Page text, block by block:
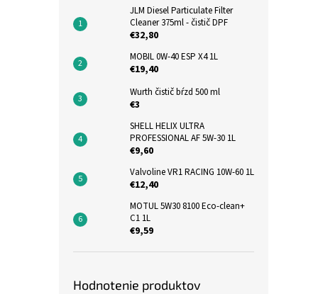
JLM Diesel Particulate Filter
Cleaner 375ml - čistič DPF
€32,80
MOBIL 0W-40 ESP X4 1L
€19,40
Wurth čistič bŕzd 500 ml
€3
SHELL HELIX ULTRA
PROFESSIONAL AF 5W-30 1L
€9,60
Valvoline VR1 RACING 10W-60 1L
€12,40
MOTUL 5W30 8100 Eco-clean+
C1 1L
€9,59
Hodnotenie produktov